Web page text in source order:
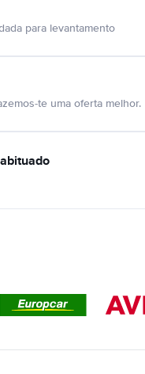
para levantamento
te uma oferta melhor.